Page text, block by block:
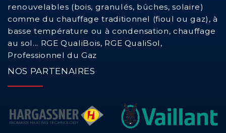
Désembouage du circuit de chauffage central
Dépannage d'un chauffe eau solaire (CESI)
Modification réseau de gaz
Panne chauffage
renouvelables (bois, granulés, bûches, solaire)
comme du chauffage traditionnel (fioul ou gaz), à
basse température ou à condensation, chauffage
au sol... RGE QualiBois, RGE QualiSol,
Professionnel du Gaz
NOS PARTENAIRES